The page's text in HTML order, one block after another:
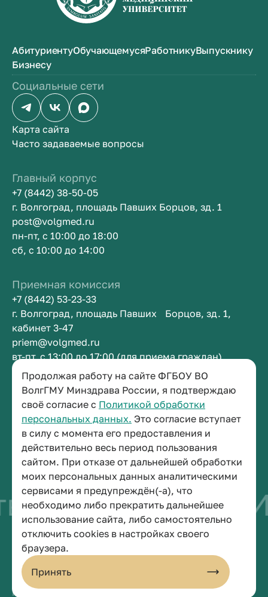
Продолжая работу на сайте ФГБОУ ВО
ВолгГМУ Минздрава России, я подтверждаю
своё согласие с Политикой обработки
персональных данных. Это согласие вступает
в силу с момента его предоставления и
действительно весь период пользования
сайтом. При отказе от дальнейшей обработки
моих персональных данных аналитическими
сервисами я предупреждён(-а), что
необходимо либо прекратить дальнейшее
использование сайта, либо самостоятельно
отключить cookies в настройках своего
браузера.
Принять
АбитуриентуОбучающемусяРаботникуВыпускнику
Бизнесу
Социальные сети
Карта сайта
Часто задаваемые вопросы
Главный корпус
+7 (8442) 38-50-05
г. Волгоград, площадь Павших Борцов, зд. 1
post@volgmed.ru
пн-пт, с 10:00 до 18:00
сб, с 10:00 до 14:00
Приемная комиссия
+7 (8442) 53-23-33
г. Волгоград, площадь Павших Борцов, зд. 1,
кабинет 3-47
priem@volgmed.ru
вт-пт, с 13:00 до 17:00 (для приема граждан)
Приемная ректора
+7 (8442) 38-50-05
г. Волгоград, площадь Павших Борцов, зд. 1,
кабинет 3-11
post@volgmed.ru
пн-пт, с 08.30 до 17.00 (перерыв с 12.30 до 13.00)
быть врачом
© 2026 Волгоградский государственный медицинский университет
Политика конфиденциальности
Политика по обработке персональных данных
Пользовательское соглашение